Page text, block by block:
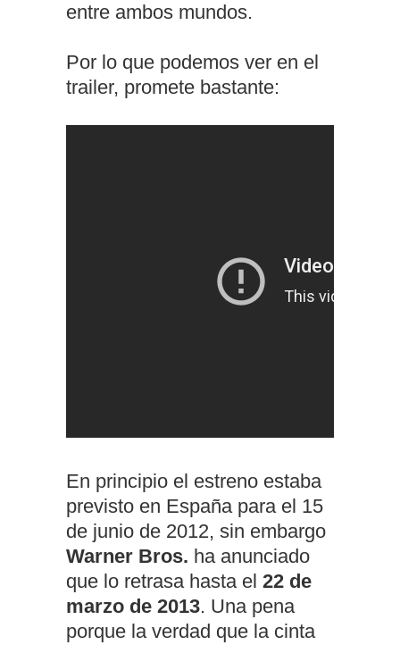
entre ambos mundos.
Por lo que podemos ver en el
trailer, promete bastante:
En principio el estreno estaba
previsto en España para el 15
de junio de 2012, sin embargo
Warner Bros. ha anunciado
que lo retrasa hasta el 22 de
marzo de 2013. Una pena
porque la verdad que la cinta